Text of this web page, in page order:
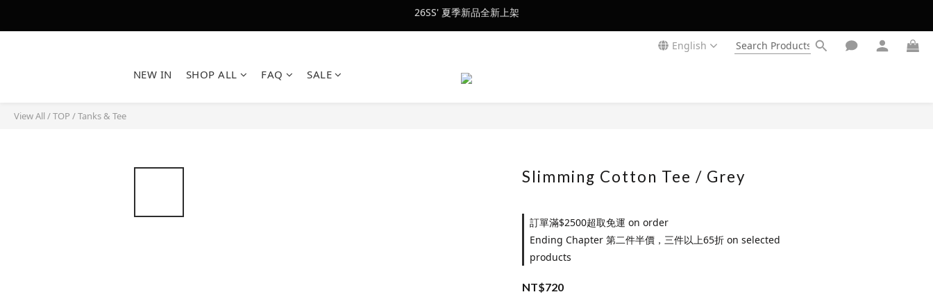
會員訂單滿$2500超取免運
會員訂單滿$2500超取免運
English
NEW IN SHOP ALL FAQ SALE
View All/TOP /Tanks & Tee
Slimming Cotton Tee / Grey
訂單滿$2500超取免運 on order
Ending Chapter 第二件半價，三件以上65折 on selected
products
NT$720